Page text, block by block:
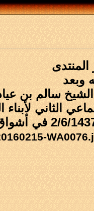
وبعد
سالم بن
الثاني لأبناء